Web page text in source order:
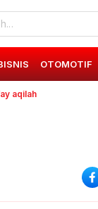
OTOMOTIF
aqilah